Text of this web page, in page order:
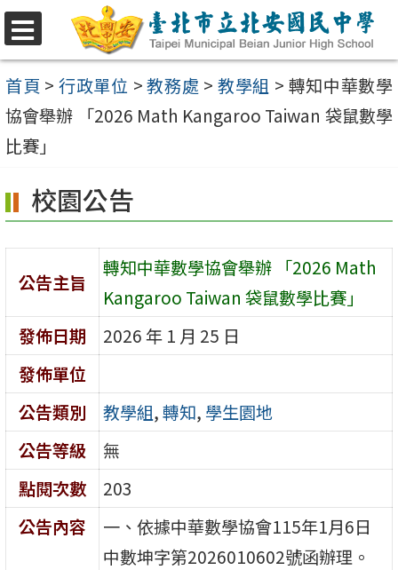
選
單
跳
至
主
要
內
區
首頁 > 行政單位 >教務處 > 教學組 > 轉知中華數學
協會舉辦 「2026 Math Kangaroo Taiwan 袋鼠數學
比賽」
校園公告
公告主旨
轉知中華數學協會舉辦 「2026 Math
Kangaroo Taiwan 袋鼠數學比賽」
發佈日期
2026 年 1 月 25 日
發佈單位
公告類別
教學組,轉知, 學生園地
公告等級
無
點閱次數
203
公告內容
一、依據中華數學協會115年1月6日
中數坤字第2026010602號函辦理。